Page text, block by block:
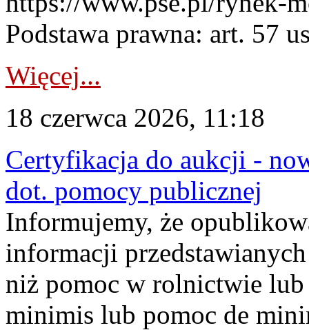
Podstawa prawna: art. 57
Więcej...
18 czerwca 2026, 11:18
Certyfikacja do aukcji -
dot. pomocy publicznej
Informujemy, że
informacji
niż pomoc w rolnictwie lub
minimis lub pomoc de